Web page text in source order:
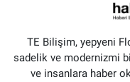
TE Bilişim, yepyeni
sadelik ve modernizmi
ve insanlara haber